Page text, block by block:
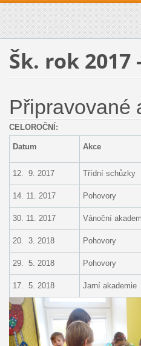
Šk. rok 2017
Připravované
CELOROČNÍ:
Datum Akce
12. 9. 2017 Třídní schůzky
14. 11. 2017 Pohovory
30. 11. 2017 Vánoční
20. 3. 2018 Pohovory
29. 5. 2018 Pohovory
17. 5. 2018 Jarní akademie